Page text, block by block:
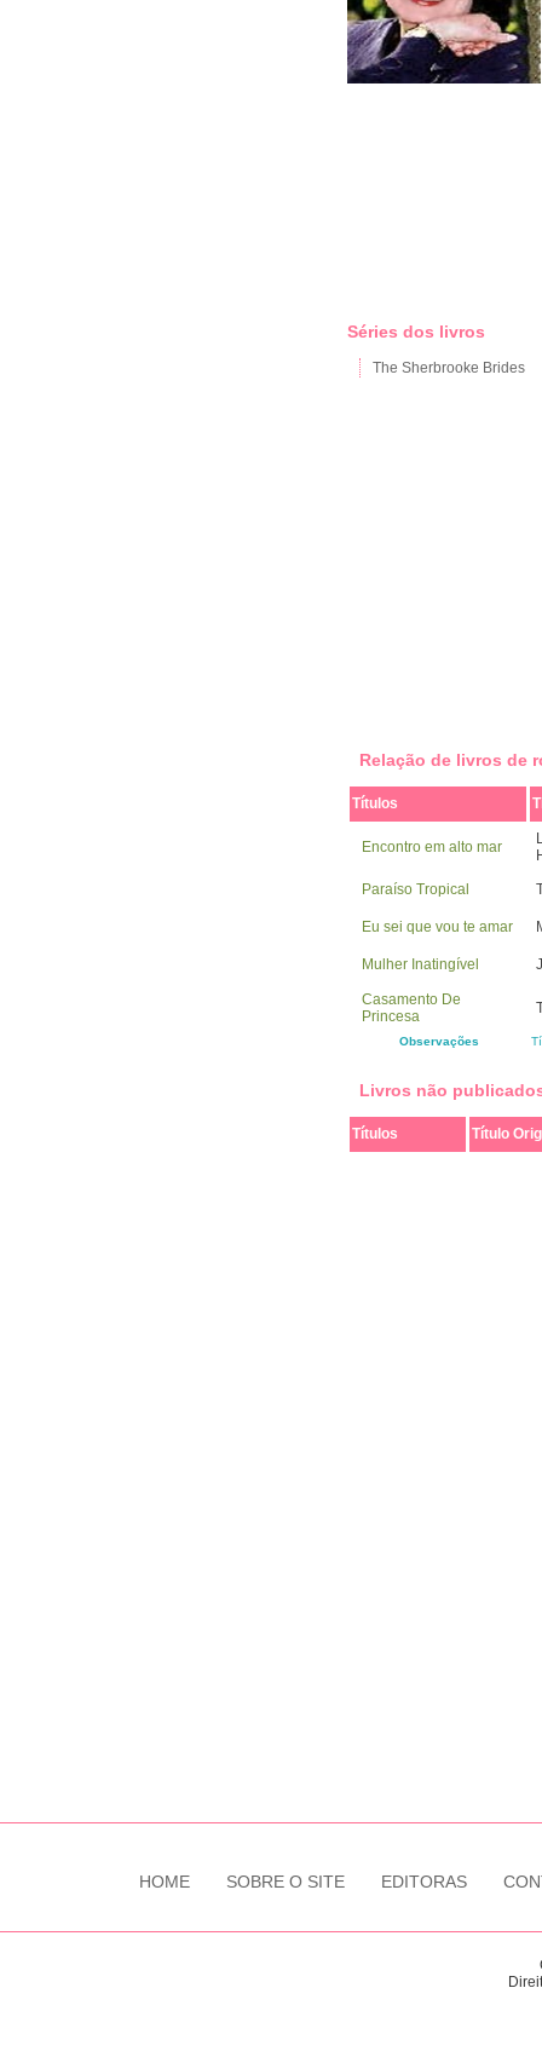
Séries dos livros
The Sherbrooke Brides
Relação de livros de
Títulos
Observações
Encontro em alto mar
Paraíso Tropical
Eu sei que vou te amar
Mulher Inatingível
Casamento De
Princesa
Livros não
Títulos Título
HOME SOBRE O SITE EDITORAS